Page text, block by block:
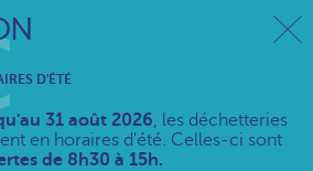
D'ÉTÉ
31 août 2026, les déchetteries
en horaires d'été. Celles-ci sont
de 8h30 à 15h.